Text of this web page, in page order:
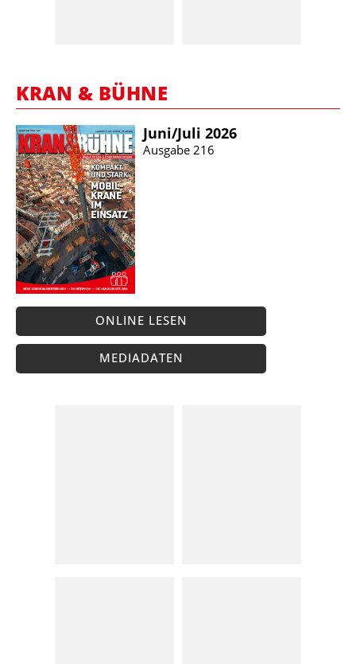
KRAN & BÜHNE
Juni/​Juli 2026
Ausgabe 216
ONLINE LESEN
MEDIADATEN